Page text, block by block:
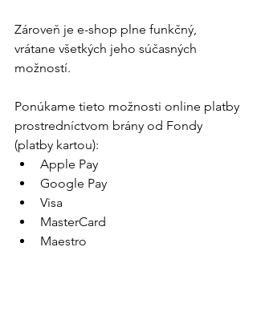
Zároveň je e-shop plne funkčný,
vrátane všetkých jeho súčasných
možností.
Ponúkame tieto možnosti online platby
prostredníctvom brány od Fondy
(platby kartou):
Apple Pay
Google Pay
Visa
MasterCard
Maestro